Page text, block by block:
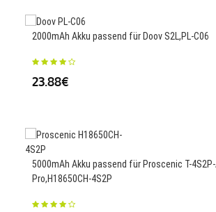
2000mAh Akku passend für Doov S2L,PL-C06
23.88€
5000mAh Akku passend für Proscenic T-
Pro,H18650CH-4S2P